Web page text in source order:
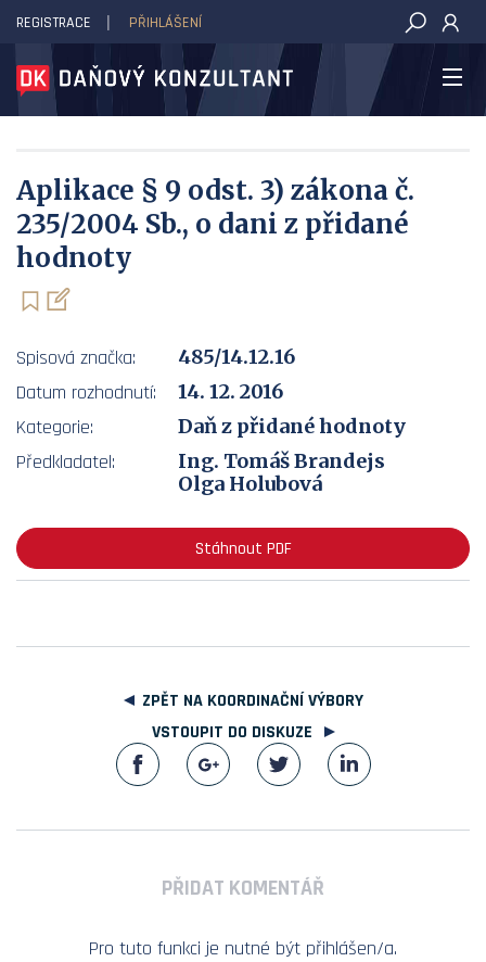
DAŇOVÝ KONZULTANT
REGISTRACE PŘIHLÁŠENÍ
Aplikace § 9 odst. 3) zákona č.
235/2004 Sb., o dani z přidané
hodnoty
Spisová značka:
485/14.12.16
Datum rozhodnutí:
14. 12. 2016
Kategorie:
Daň z přidané hodnoty
Předkladatel:
Ing. Tomáš Brandejs
Olga Holubová
Stáhnout PDF
ZPĚT NA KOORDINAČNÍ VÝBORY
VSTOUPIT DO DISKUZE
PŘIDAT KOMENTÁŘ
Pro tuto funkci je nutné být přihlášen/a.